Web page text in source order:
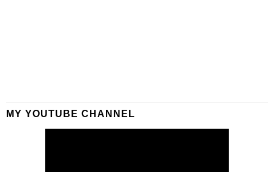
MY YOUTUBE CHANNEL